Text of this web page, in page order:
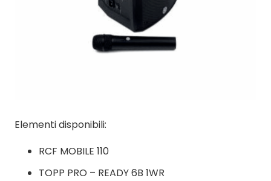
Elementi disponibili:
RCF MOBILE 110
TOPP PRO – READY 6B 1WR